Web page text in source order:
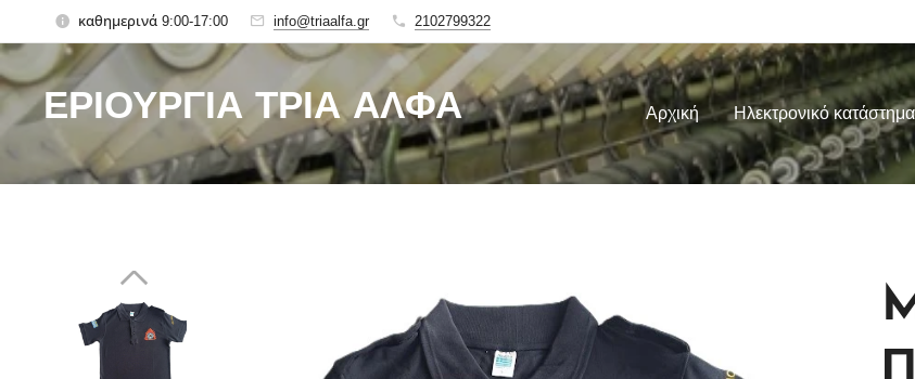
καθημερινά 9:00-17:00 info@triaalfa.gr 2102799322
ΕΡΙΟΥΡΓΙΑ ΤΡΙΑ ΑΛΦΑ
Since 1927
Αρχική Ηλεκτρονικό κατάστημα